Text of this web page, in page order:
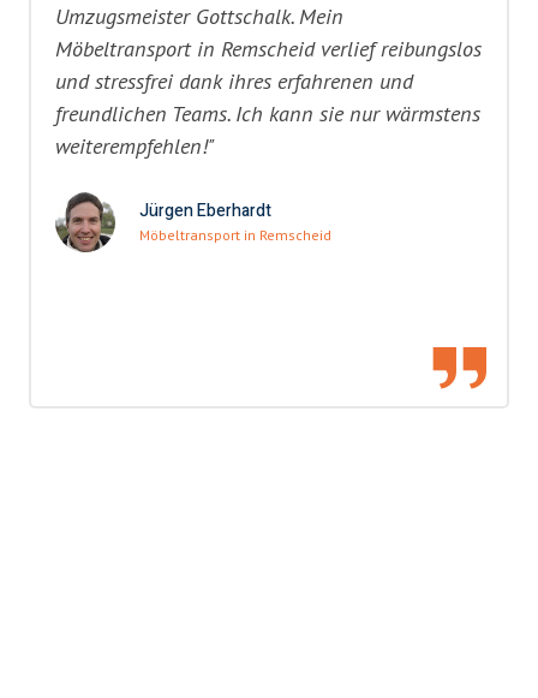
Umzugsmeister Gottschalk. Mein
Möbeltransport in Remscheid verlief reibungslos
und stressfrei dank ihres erfahrenen und
freundlichen Teams. Ich kann sie nur wärmstens
weiterempfehlen!"
Jürgen Eberhardt
Möbeltransport in Remscheid